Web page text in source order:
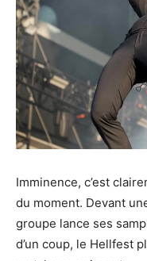
Imminence, c’est
du moment. Devant
groupe lance ses
d’un coup, le Hellfest